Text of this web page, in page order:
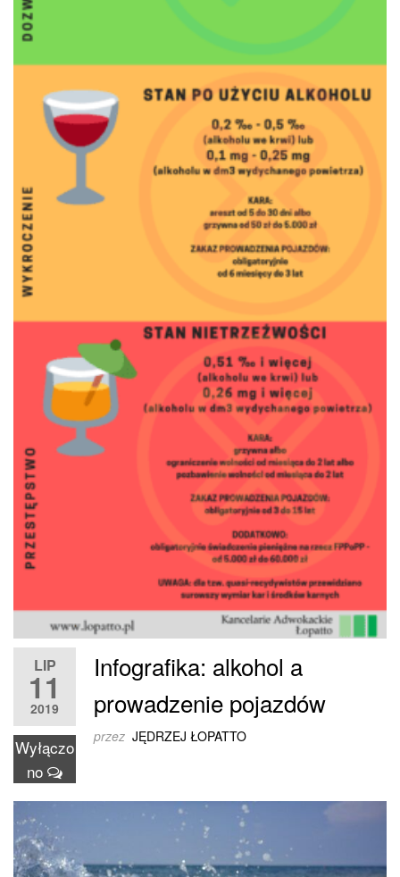
LIP
11
2019
Wyłączo
no
Infografika: alkohol a
prowadzenie pojazdów
przez JĘDRZEJ ŁOPATTO